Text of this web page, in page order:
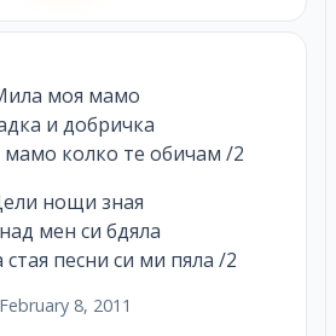
моя мамо
и добричка
мамо колко те обичам /2
нощи зная
мен си бдяла
стая песни си ми пяла /2
February 8, 2011